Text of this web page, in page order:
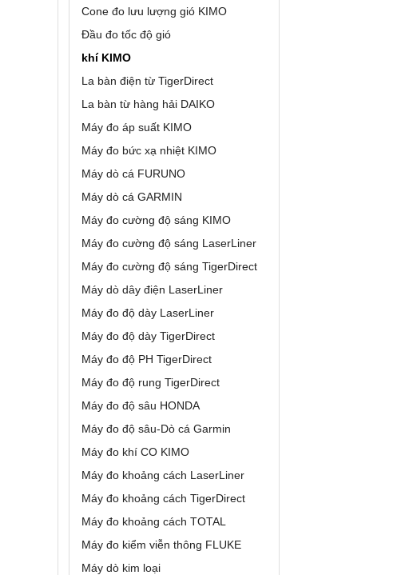
Cone đo lưu lượng gió KIMO
Đầu đo tốc độ gió
khí KIMO
La bàn điện từ TigerDirect
La bàn từ hàng hải DAIKO
Máy đo áp suất KIMO
Máy đo bức xạ nhiệt KIMO
Máy dò cá FURUNO
Máy dò cá GARMIN
Máy đo cường độ sáng KIMO
Máy đo cường độ sáng LaserLiner
Máy đo cường độ sáng TigerDirect
Máy dò dây điện LaserLiner
Máy đo độ dày LaserLiner
Máy đo độ dày TigerDirect
Máy đo độ PH TigerDirect
Máy đo độ rung TigerDirect
Máy đo độ sâu HONDA
Máy đo độ sâu-Dò cá Garmin
Máy đo khí CO KIMO
Máy đo khoảng cách LaserLiner
Máy đo khoảng cách TigerDirect
Máy đo khoảng cách TOTAL
Máy đo kiểm viễn thông FLUKE
Máy dò kim loại